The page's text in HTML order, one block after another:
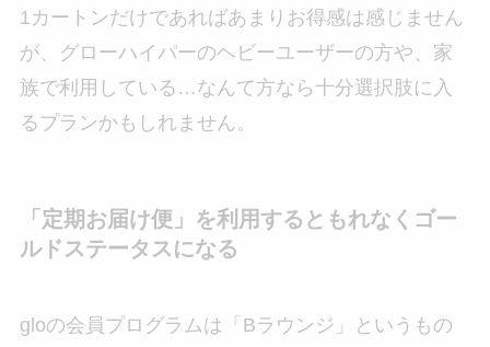
1カートンだけであればあまりお得感は感じません
が、グローハイパーのヘビーユーザーの方や、家
族で利用している…なんて方なら十分選択肢に入
るプランかもしれません。
「定期お届け便」を利用するともれなくゴー
ルドステータスになる
gloの会員プログラムは「Bラウンジ」というもの